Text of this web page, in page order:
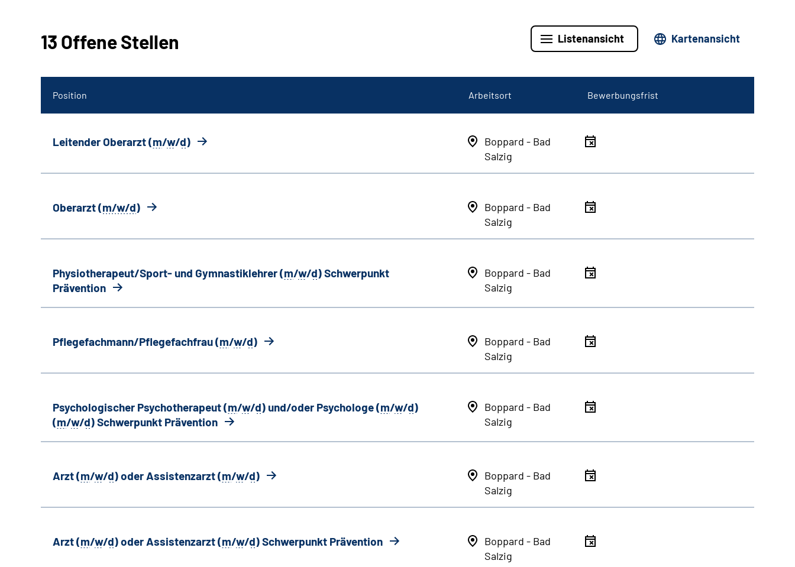
13 Offene Stellen Listenansicht Kartenansicht
Position Arbeitsort Bewerbungsfrist
Leitender Oberarzt (m/w/d)
Boppard - Bad
Salzig
Oberarzt (m/w/d)
Boppard - Bad
Salzig
Physiotherapeut/Sport- und Gymnastiklehrer (m/w/d) Schwerpunkt
Prävention
Boppard - Bad
Salzig
Pflegefachmann/Pflegefachfrau (m/w/d)
Boppard - Bad
Salzig
Psychologischer Psychotherapeut (m/w/d) und/oder Psychologe (m/w/d)
(m/w/d) Schwerpunkt Prävention
Boppard - Bad
Salzig
Arzt (m/w/d) oder Assistenzarzt (m/w/d)
Boppard - Bad
Salzig
Arzt (m/w/d) oder Assistenzarzt (m/w/d) Schwerpunkt Prävention
Boppard - Bad
Salzig